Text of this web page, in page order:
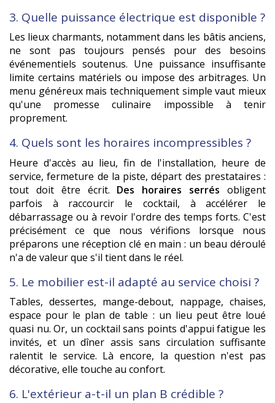
3. Quelle puissance électrique est disponible ?
Les lieux charmants, notamment dans les bâtis anciens,
ne sont pas toujours pensés pour des besoins
événementiels soutenus. Une puissance insuffisante
limite certains matériels ou impose des arbitrages. Un
menu généreux mais techniquement simple vaut mieux
qu'une promesse culinaire impossible à tenir
proprement.
4. Quels sont les horaires incompressibles ?
Heure d'accès au lieu, fin de l'installation, heure de
service, fermeture de la piste, départ des prestataires :
tout doit être écrit. Des horaires serrés obligent
parfois à raccourcir le cocktail, à accélérer le
débarrassage ou à revoir l'ordre des temps forts. C'est
précisément ce que nous vérifions lorsque nous
préparons une réception clé en main : un beau déroulé
n'a de valeur que s'il tient dans le réel.
5. Le mobilier est-il adapté au service choisi ?
Tables, dessertes, mange-debout, nappage, chaises,
espace pour le plan de table : un lieu peut être loué
quasi nu. Or, un cocktail sans points d'appui fatigue les
invités, et un dîner assis sans circulation suffisante
ralentit le service. Là encore, la question n'est pas
décorative, elle touche au confort.
6. L'extérieur a-t-il un plan B crédible ?